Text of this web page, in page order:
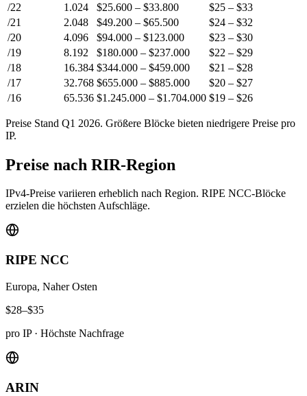
/22
1.024 $25.600 – $33.800
$25 – $33
/21
2.048 $49.200 – $65.500
$24 – $32
/20
4.096 $94.000 – $123.000
$23 – $30
/19
8.192 $180.000 – $237.000
$22 – $29
/18
16.384 $344.000 – $459.000
$21 – $28
/17
32.768 $655.000 – $885.000
$20 – $27
/16
65.536 $1.245.000 – $1.704.000 $19 – $26
Preise Stand Q1 2026. Größere Blöcke bieten niedrigere Preise pro
IP.
Preise nach RIR-Region
IPv4-Preise variieren erheblich nach Region. RIPE NCC-Blöcke
erzielen die höchsten Aufschläge.
RIPE NCC
Europa, Naher Osten
$28–$35
pro IP· Höchste Nachfrage
ARIN